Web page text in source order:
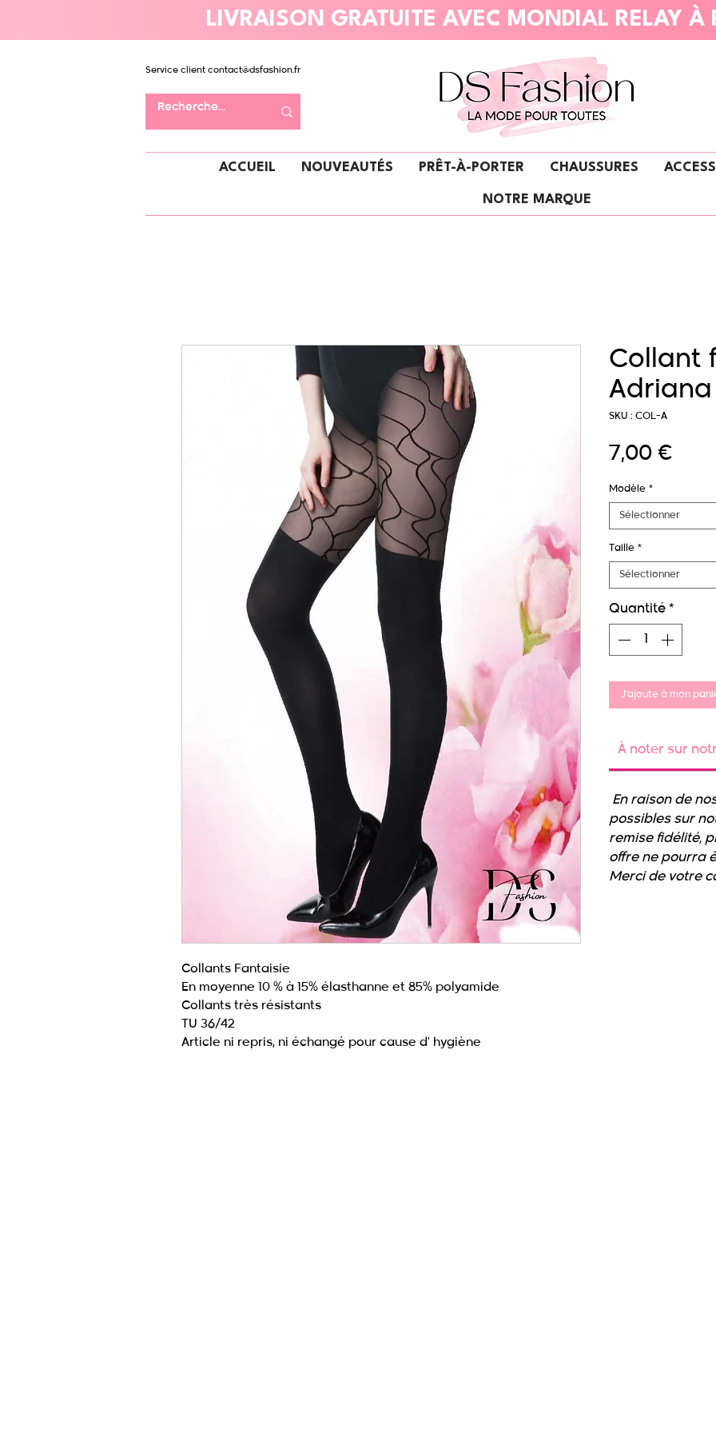
LIVRAISON GRATUITE AVEC MONDIAL RELAY À
Service client contact@dsfashion.fr
ACCUEIL NOUVEAUTÉS PRÊT-À-PORTER CHAUSSURES
NOTRE MARQUE
Collants Fantaisie
En moyenne 10 % à 15% élasthanne et 85% polyamide
Collants très résistants
TU 36/42
Article ni repris, ni échangé pour cause d' hygiène
Collant
Adriana
SKU : COL-A
7,00 €Prix
Modèle *
Sélectionner
Taille *
Sélectionner
Quantité *
J'ajoute à mon
À noter sur
En raison de
possibles sur
remise fidélité,
offre ne pourra
Merci de votre